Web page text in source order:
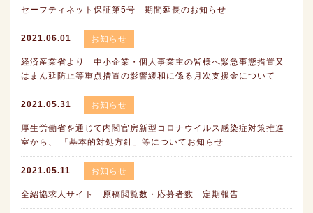
セーフティネット保証第5号 期間延長のお知らせ
2021.06.01 お知らせ
経済産業省より 中小企業・個人事業主の皆様へ緊急事態措置又
はまん延防止等重点措置の影響緩和に係る月次支援金について
2021.05.31 お知らせ
厚生労働省を通じて内閣官房新型コロナウイルス感染症対策推進
室から、 「基本的対処方針」等についてお知らせ
2021.05.11 お知らせ
全紹協求人サイト 原稿閲覧数・応募者数 定期報告